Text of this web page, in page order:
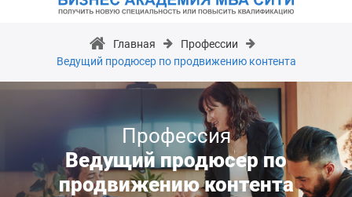
Главная
Профессии
Ведущий продюсер по продвижению контента
Профессия
Ведущий продюсер по
продвижению контента